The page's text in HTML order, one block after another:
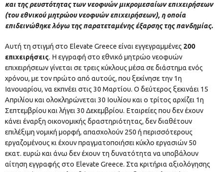
και της ρευστότητας των νεοφυών μικρομεσαίων επιχειρήσεων
(του εθνικού μητρώου νεοφυών επιχειρήσεων), η οποία
επιδεινώθηκε λόγω της παρατεταμένης έξαρσης της πανδημίας.
Αυτή τη στιγμή στο Elevate Greece είναι εγγεγραμμένες 200
επιχειρήσεις. Η εγγραφή στο εθνικό μητρώο νεοφυών
επιχειρήσεων γίνεται σε τρεις κύκλους μέσα σε διάστημα ενός
χρόνου, με τον πρώτο από αυτούς, που ξεκίνησε την 1η
Ιανουαρίου, να εκπνέει στις 30 Μαρτίου. Ο δεύτερος ξεκινάει 15
Απριλίου και ολοκληρώνεται 30 Ιουλίου και ο τρίτος αρχίζει 1η
Σεπτεμβρίου και λήγει 30 Δεκεμβρίου. Εταιρείες που δεν έχουν
κάνει έναρξη οικονομικής δραστηριότητας, δεν διαθέτουν
επιλέξιμη νομική μορφή, απασχολούν 250 ή περισσότερους
εργαζομένους κι έχουν πραγματοποιήσει κύκλο εργασιών 50
εκατ. ευρώ και άνω δεν έχουν τη δυνατότητα να υποβάλουν
αίτηση εγγραφής στο Elevate Greece. Στα κριτήρια αξιολόγησης